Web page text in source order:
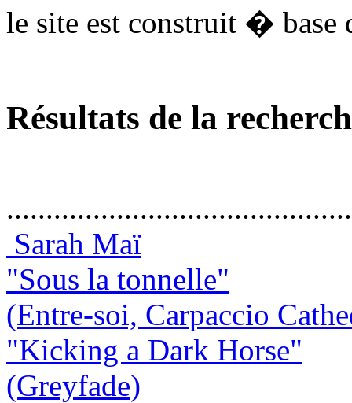
le site est construit � base
Résultats de la
Sarah Maï
"Sous la tonnelle"
(Entre-soi, Carpaccio
"Kicking a Dark Horse"
(Greyfade)